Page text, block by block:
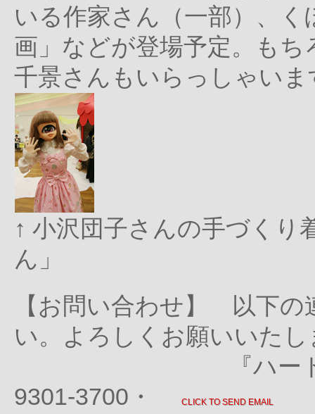
いる作家さん（一部）、
画」などが登場予定。も
千景さんもいらっしゃいま
↑ 小沢団子さんの手づくり
ん」
【お問い合わせ】 以下の
い。よろしくお願いいたし
『ハート・トゥ
9301-3700・
CLICK TO SEND EMAIL